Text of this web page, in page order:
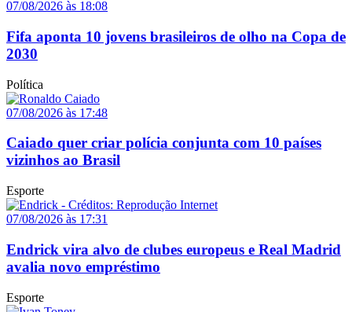
07/08/2026 às 18:08
Fifa aponta 10 jovens brasileiros de olho na Copa de
2030
Política
07/08/2026 às 17:48
Caiado quer criar polícia conjunta com 10 países
vizinhos ao Brasil
Esporte
07/08/2026 às 17:31
Endrick vira alvo de clubes europeus e Real Madrid
avalia novo empréstimo
Esporte